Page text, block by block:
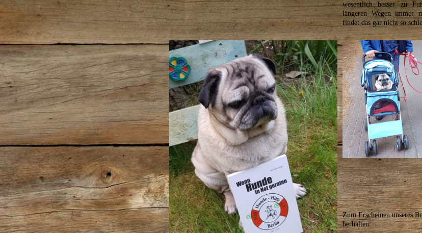
wesentlich besser zu
längeren Wegen immer
findet das gar nicht so
Zum Erscheinen unseres
herhalten.